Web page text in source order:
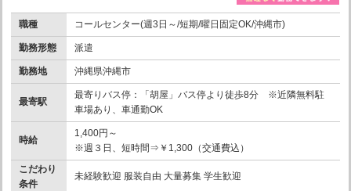
職種 コールセンター(週3日～/短期/曜日固定OK/沖縄市)
勤務形態 派遣
勤務地 沖縄県沖縄市
最寄駅
最寄りバス停：「胡屋」バス停より徒歩8分 ※近隣無料駐
車場あり、車通勤OK
時給
1,400円～
※週３日、短時間⇒￥1,300（交通費込）
こだわり
条件
未経験歓迎 服装自由 大量募集 学生歓迎